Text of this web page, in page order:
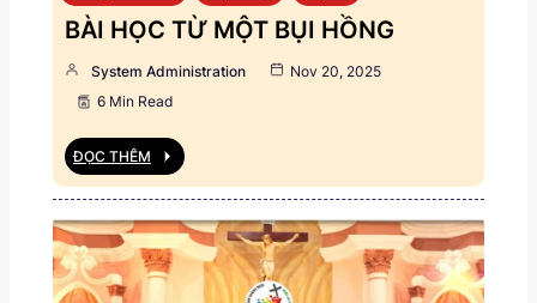
BÀI HỌC TỪ MỘT BỤI HỒNG
System Administration
Nov 20, 2025
6 Min Read
ĐỌC THÊM